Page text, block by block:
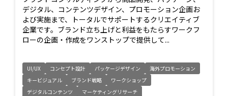
デジタル、コンテンツデザイン、プロモーション企画お
よび実施まで、トータルでサポートするクリエイティブ
企業です。ブランド立ち上げと利益をもたらすワークフ
ローの企画・作成をワンストップで提供して...
UI/UX コンセプト設計 パッケージデザイン
海外プロモーション
キービジュアル
ブランド戦略
ワークショップ
デジタルコンテンツ
マーケティングリサーチ